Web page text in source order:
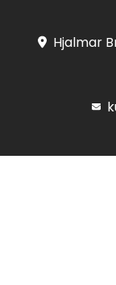
Hjalmar